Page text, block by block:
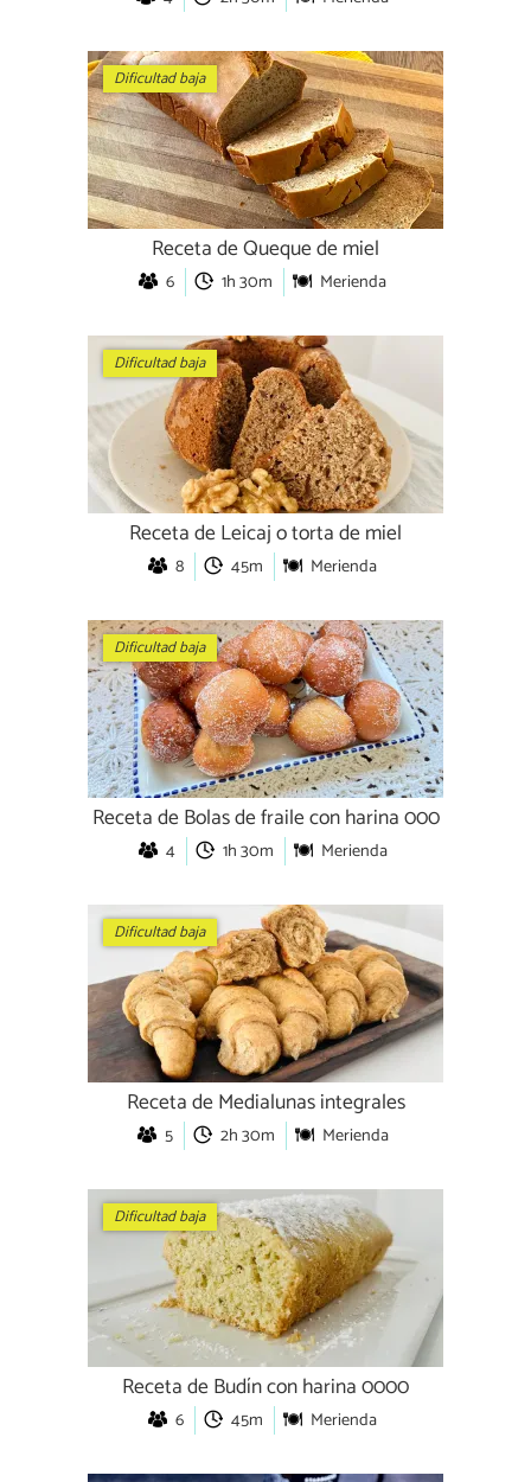
Dificultad baja
Receta de Queque de miel
6 1h 30m Merienda
Dificultad baja
Receta de Leicaj o torta de miel
8 45m Merienda
Dificultad baja
Receta de Bolas de fraile con harina 000
4 1h 30m Merienda
Dificultad baja
Receta de Medialunas integrales
5 2h 30m Merienda
Dificultad baja
Receta de Budín con harina 0000
6 45m Merienda